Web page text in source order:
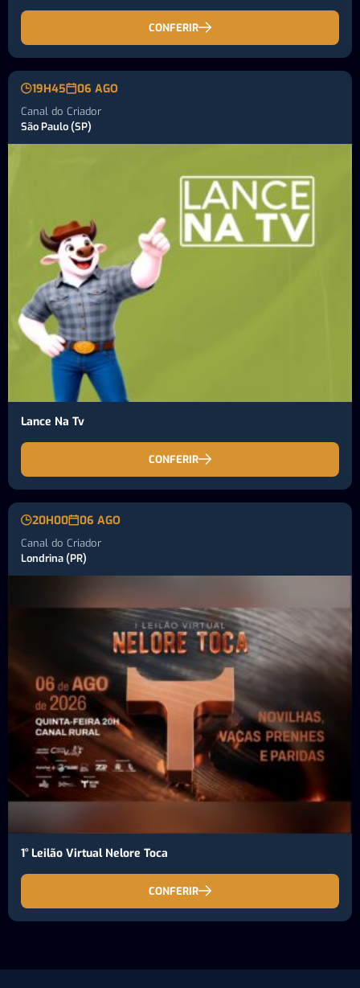
CONFERIR
19H45 06 AGO
Canal do Criador
São Paulo (SP)
Lance Na Tv
CONFERIR
20H00 06 AGO
Canal do Criador
Londrina (PR)
1° Leilão Virtual Nelore Toca
CONFERIR